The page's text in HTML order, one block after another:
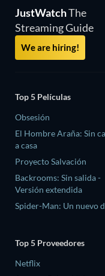
JustWatchThe
Streaming Guide
We are hiring!
Top 5 Películas
Obsesión
El Hombre Araña: Sin
a casa
Proyecto Salvación
Backrooms: Sin salida -
Versión extendida
Spider-Man: Un nuevo
Top 5 Proveedores
Netflix